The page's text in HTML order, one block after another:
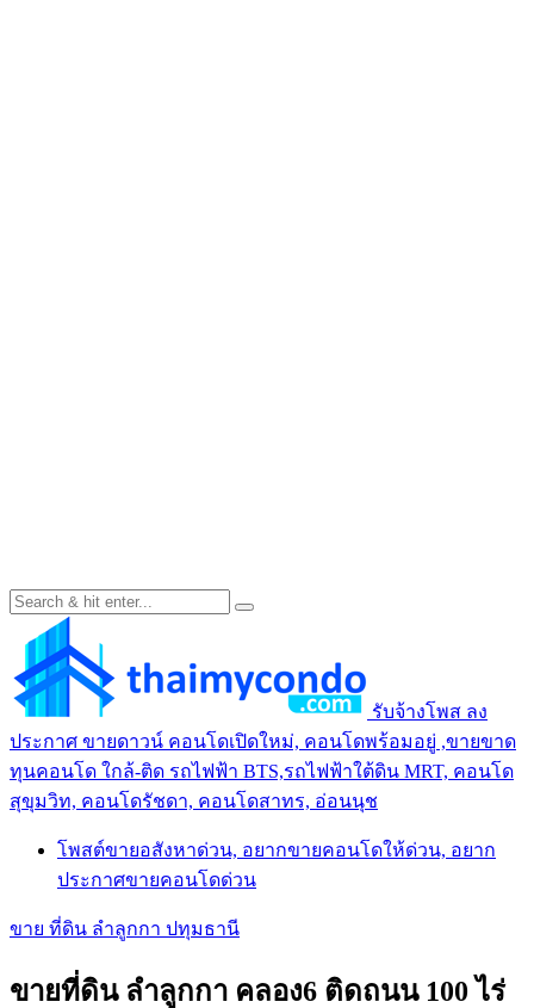
รับจ้างโพส ลง
ประกาศ ขายดาวน์ คอนโดเปิดใหม่, คอนโดพร้อมอยู่ ,ขายขาด
ทุนคอนโด ใกล้-ติด รถไฟฟ้า BTS,รถไฟฟ้าใต้ดิน MRT, คอนโด
สุขุมวิท, คอนโดรัชดา, คอนโดสาทร, อ่อนนุช
โพสต์ขายอสังหาด่วน, อยากขายคอนโดให้ด่วน, อยาก
ประกาศขายคอนโดด่วน
ขาย ที่ดิน ลำลูกกา ปทุมธานี
ขายที่ดิน ลำลูกกา คลอง6 ติดถนน 100 ไร่